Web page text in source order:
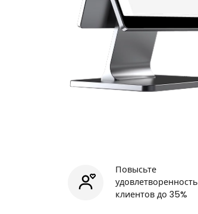
Повысьте
удовлетворенность
клиентов до 35%